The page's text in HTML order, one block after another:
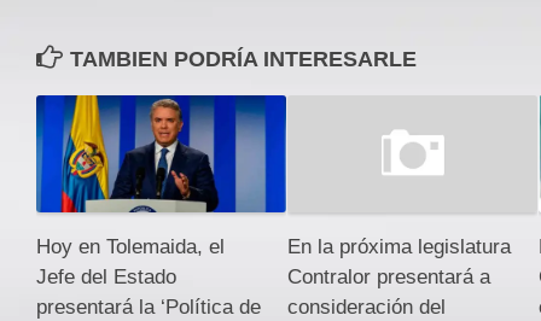
TAMBIEN PODRÍA INTERESARLE
Hoy en Tolemaida, el
Jefe del Estado
presentará la ‘Política de
En la próxima legislatura
Contralor presentará a
consideración del